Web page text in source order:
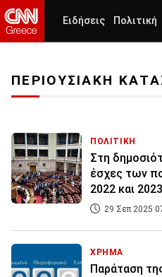
Ειδήσεις Πολιτική
ΠΕΡΙΟΥΣΙΑΚΗ
ΠΟΛΙΤΙΚΗ
Στη
έσχες των
2022 και 2023
29 Σεπ 2025
ΧΡΗΜΑ
Παράταση